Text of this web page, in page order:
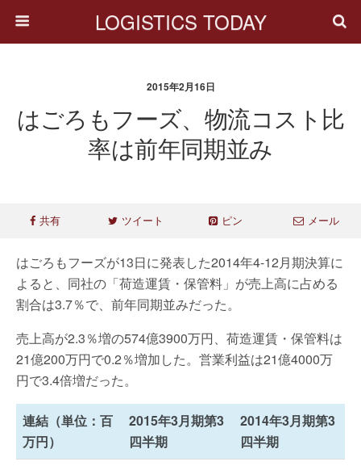
LOGISTICS TODAY
2015年2月16日
はごろもフーズ、物流コスト比
率は前年同期並み
共有 ツイート ピン メール
はごろもフーズが13日に発表した2014年4-12月期決算に
よると、同社の「荷造運賃・保管料」が売上高に占める
割合は3.7％で、前年同期並みだった。
売上高が2.3％増の574億3900万円、荷造運賃・保管料は
21億200万円で0.2％増加した。営業利益は21億4000万
円で3.4倍増だった。
連結（単位：百
万円）
2015年3月期第3
四半期
2014年3月期第3
四半期